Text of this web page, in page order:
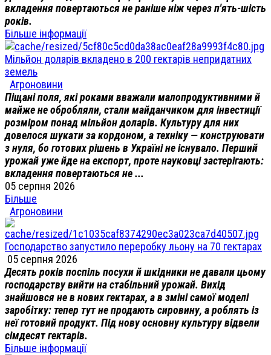
вкладення повертаються не раніше ніж через п'ять-шість
років.
Більше інформації
Мільйон доларів вкладено в 200 гектарів непридатних
земель
Агроновини
Піщані поля, які роками вважали малопродуктивними й
майже не обробляли, стали майданчиком для інвестиції
розміром понад мільйон доларів. Культуру для них
довелося шукати за кордоном, а техніку — конструювати
з нуля, бо готових рішень в Україні не існувало. Перший
урожай уже йде на експорт, проте науковці застерігають:
вкладення повертаються не ...
05 серпня 2026
Більше
Агроновини
Господарство запустило переробку льону на 70 гектарах
05 серпня 2026
Десять років поспіль посухи й шкідники не давали цьому
господарству вийти на стабільний урожай. Вихід
знайшовся не в нових гектарах, а в зміні самої моделі
заробітку: тепер тут не продають сировину, а роблять із
неї готовий продукт. Під нову основну культуру відвели
сімдесят гектарів.
Більше інформації